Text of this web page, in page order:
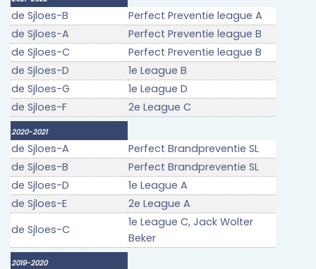
de Sjloes-B
Perfect Preventie league A
de Sjloes-A
Perfect Preventie league B
de Sjloes-C
Perfect Preventie league B
de Sjloes-D
1e League B
de Sjloes-G
1e League D
de Sjloes-F
2e League C
2020-2021
de Sjloes-A
Perfect Brandpreventie SL
de Sjloes-B
Perfect Brandpreventie SL
de Sjloes-D
1e League A
de Sjloes-E
2e League A
de Sjloes-C
1e League C, Jack Wolter
Beker
2019-2020